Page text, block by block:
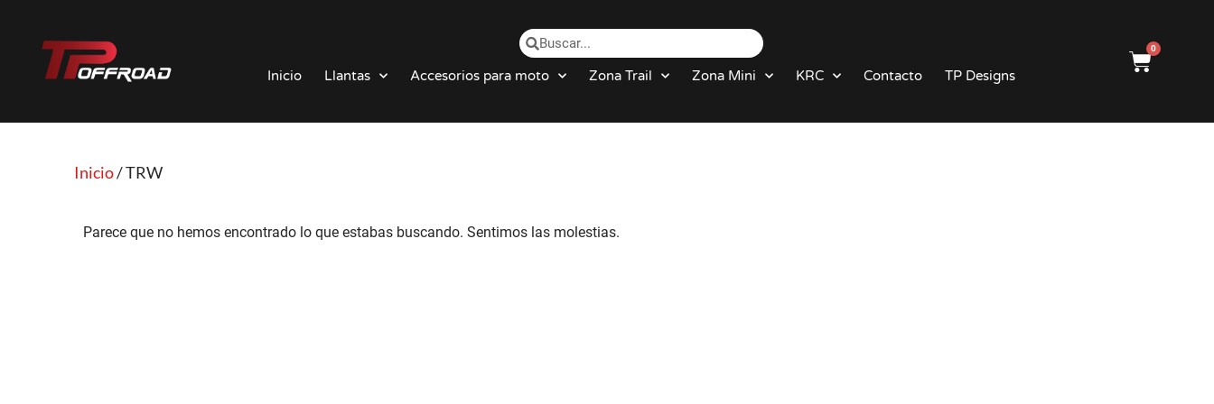
Saltar
Inicio Llantas Accesorios para moto Zona Trail Zona Mini KRC Contacto TP Designs
0
Inicio/ TRW
Parece que no hemos encontrado lo que estabas buscando. Sentimos las molestias.